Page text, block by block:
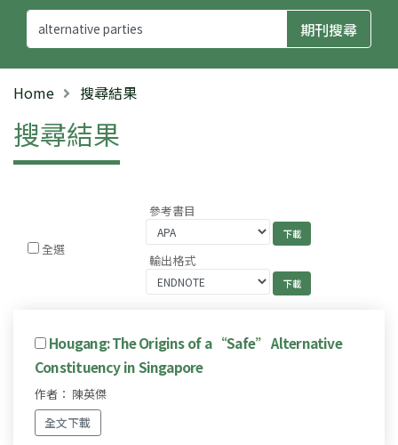
Home 搜尋結果
搜尋結果
全選
參考書目
輸出格式
Hougang: The Origins of a “Safe” Alternative
Constituency in Singapore
作者： 陳英傑
全文下載